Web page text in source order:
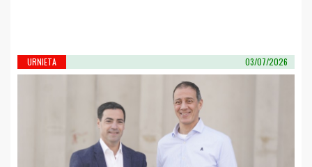
URNIETA 03/07/2026